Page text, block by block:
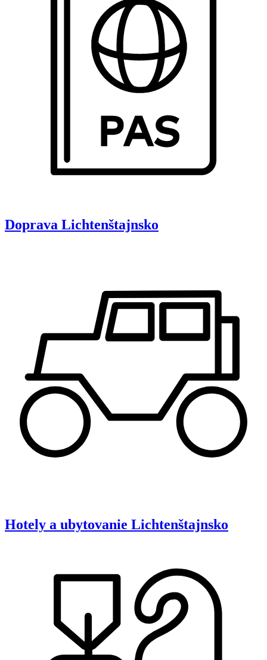
Doprava Lichtenštajnsko
Hotely a ubytovanie Lichtenštajnsko